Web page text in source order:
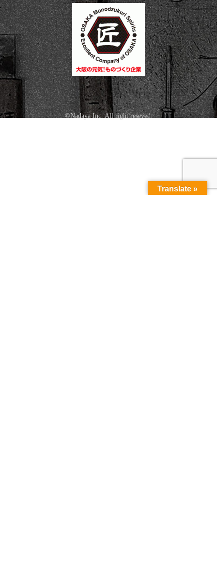
©Nadaya Inc. All right reseved.
Translate »